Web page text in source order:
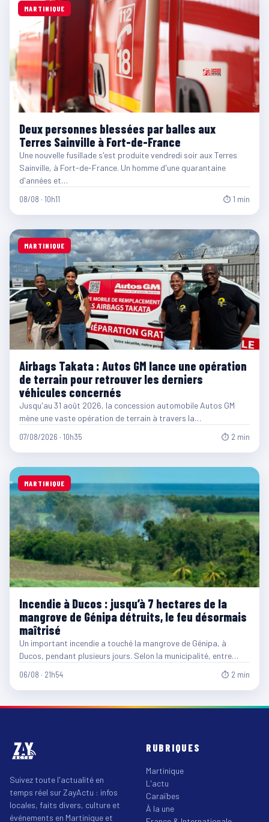
MARTINIQUE
Deux personnes blessées par balles aux
Terres Sainville à Fort-de-France
Une nouvelle fusillade s'est produite vendredi soir aux Terres
Sainville, à Fort-de-France. Un homme d'une quarantaine
d'années et…
08/08 · 10h11 ⏱ 1 min
MARTINIQUE
Airbags Takata : Autos GM lance une opération
de terrain pour retrouver les derniers
véhicules concernés
Jusqu'au 31 août 2026, la concession automobile Autos GM
mène une vaste opération de terrain à travers la…
07/08/2026 · 10h35 ⏱ 2 min
MARTINIQUE
Incendie à Ducos : jusqu’à 7 hectares de la
mangrove de Génipa détruits, le feu désormais
maîtrisé
Un important incendie a touché la mangrove de Génipa, à
Ducos, pendant plusieurs jours. Selon la municipalité, entre…
06/08 · 21h54 ⏱ 2 min
Suivez toute l'actualité en
temps réel sur ZayActu : infos
locales, faits divers, culture et
événements en Martinique et
RUBRIQUES
Martinique
L'actu
Caraïbes
À la une